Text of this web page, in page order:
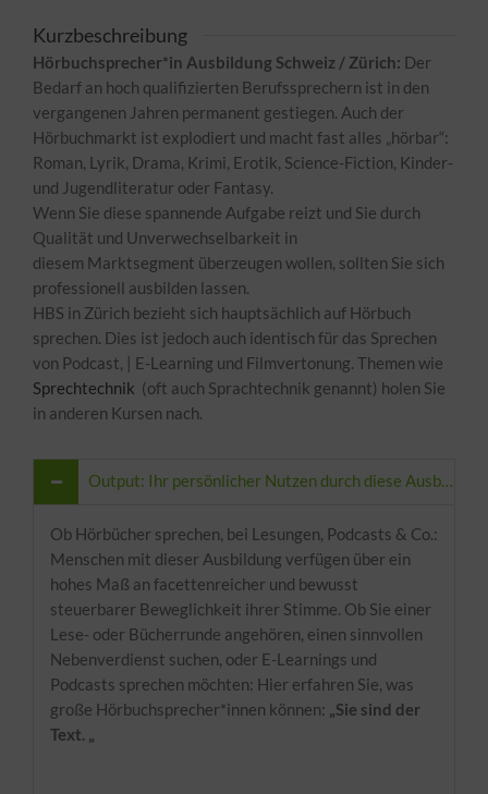
Kurzbeschreibung
Hörbuchsprecher*in Ausbildung Schweiz / Zürich: Der
Bedarf an hoch qualifizierten Berufssprechern ist in den
vergangenen Jahren permanent gestiegen. Auch der
Hörbuchmarkt ist explodiert und macht fast alles „hörbar“:
Roman, Lyrik, Drama, Krimi, Erotik, Science-Fiction, Kinder-
und Jugendliteratur oder Fantasy.
Wenn Sie diese spannende Aufgabe reizt und Sie durch
Qualität und Unverwechselbarkeit in
diesem Marktsegment überzeugen wollen, sollten Sie sich
professionell ausbilden lassen.
HBS in Zürich bezieht sich hauptsächlich auf Hörbuch
sprechen. Dies ist jedoch auch identisch für das Sprechen
von Podcast, | E-Learning und Filmvertonung. Themen wie
Sprechtechnik (oft auch Sprachtechnik genannt) holen Sie
in anderen Kursen nach.
Output: Ihr persönlicher Nutzen durch diese Ausbildung
Ob Hörbücher sprechen, bei Lesungen, Podcasts & Co.:
Menschen mit dieser Ausbildung verfügen über ein
hohes Maß an facettenreicher und bewusst
steuerbarer Beweglichkeit ihrer Stimme. Ob Sie einer
Lese- oder Bücherrunde angehören, einen sinnvollen
Nebenverdienst suchen, oder E-Learnings und
Podcasts sprechen möchten: Hier erfahren Sie, was
große Hörbuchsprecher*innen können: „Sie sind der
Text. „